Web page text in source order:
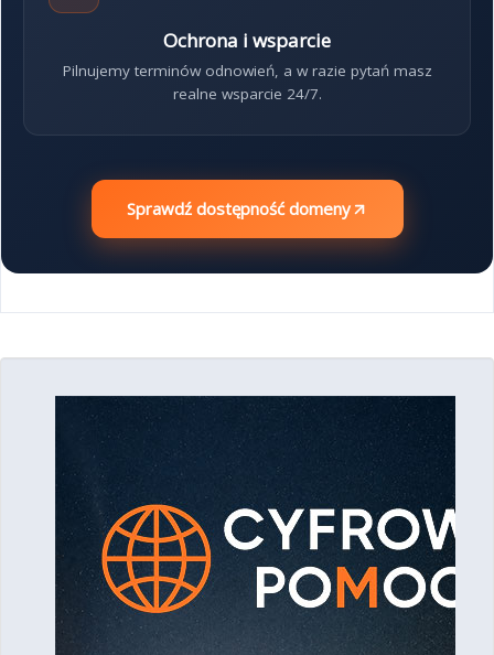
Ochrona i wsparcie
Pilnujemy terminów odnowień, a w razie pytań masz
realne wsparcie 24/7.
Sprawdź dostępność domeny